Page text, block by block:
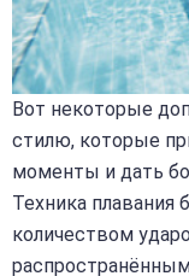
Вот некоторые
стилю, которые
моменты и дать
Техника плавания
количеством